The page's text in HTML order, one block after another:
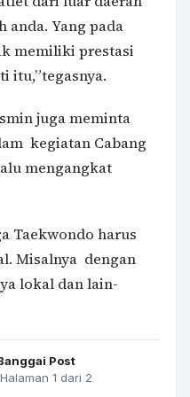
anda. Yang pada
memiliki prestasi
itu,”tegasnya.
juga meminta
kegiatan Cabang
mengangkat
Taekwondo harus
Misalnya dengan
lokal dan lain-
Post
Halaman 1 dari 2